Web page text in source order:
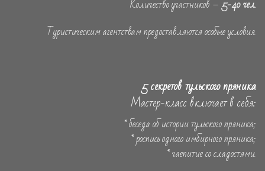
Количество участников –5-40 чел.
Туристическим агентствам предоставляются особые условия.
5 секретов тульского пряника
Мастер-класс включает в себя:
* беседа об истории тульского пряника;
* роспись одного имбирного пряника;
* чаепитие со сладостями.